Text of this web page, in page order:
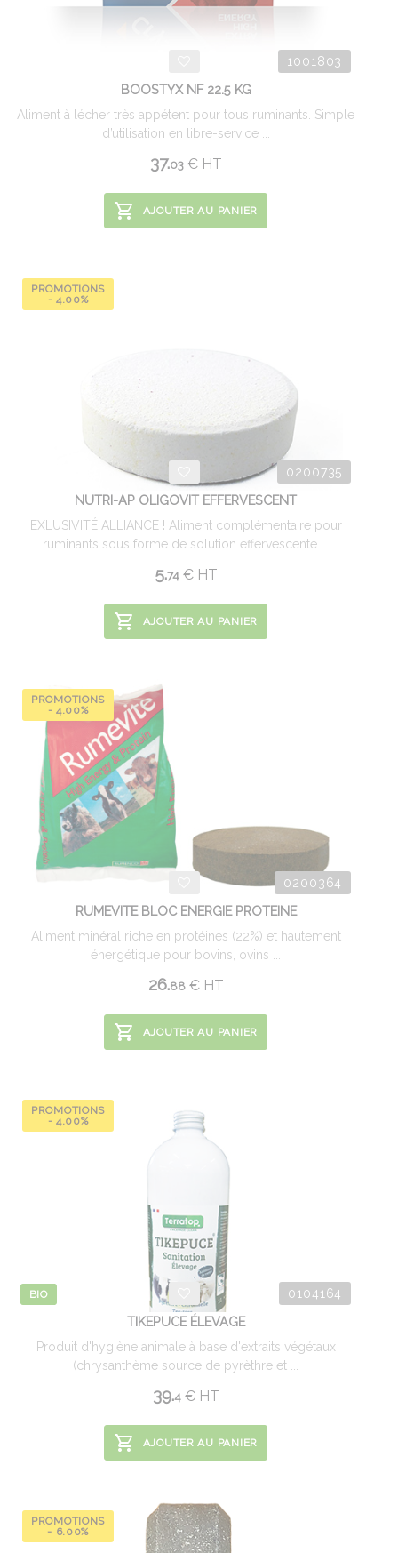
1001803
BOOSTYX NF 22.5 KG
Aliment à lécher très appétent pour tous ruminants. Simple
d’utilisation en libre-service ...
37.03 €HT
AJOUTER AU PANIER
PROMOTIONS
- 4.00%
0200735
NUTRI-AP OLIGOVIT EFFERVESCENT
EXLUSIVITÉ ALLIANCE ! Aliment complémentaire pour
ruminants sous forme de solution effervescente ...
5.74 €HT
AJOUTER AU PANIER
PROMOTIONS
- 4.00%
0200364
RUMEVITE BLOC ENERGIE PROTEINE
Aliment minéral riche en protéines (22%) et hautement
énergétique pour bovins, ovins ...
26.88 €HT
AJOUTER AU PANIER
PROMOTIONS
- 4.00%
BIO 0104164
TIKEPUCE ÉLEVAGE
Produit d'hygiène animale à base d'extraits végétaux
(chrysanthème source de pyrèthre et ...
39.4 €HT
AJOUTER AU PANIER
PROMOTIONS
- 6.00%